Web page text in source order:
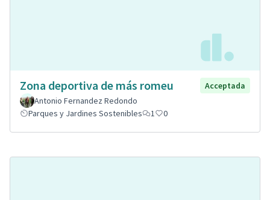
Zona deportiva de más romeu
Acceptada
Antonio Fernandez Redondo
Parques y Jardines Sostenibles
1 0